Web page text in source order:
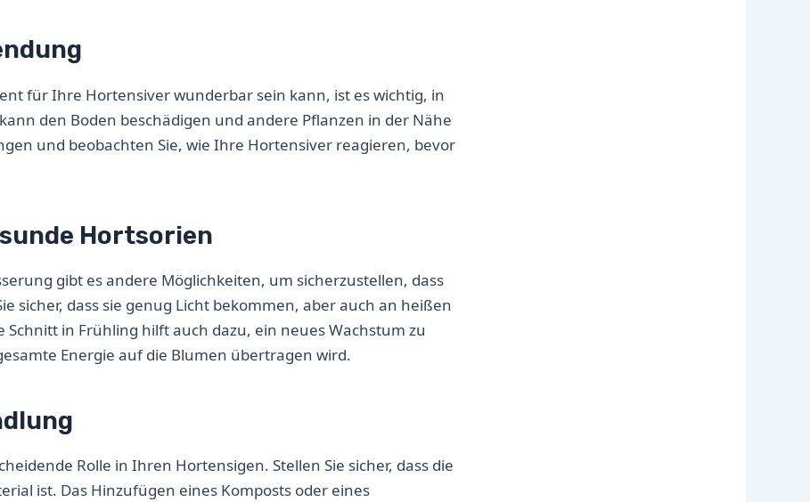
für Ihre Hortensiver wunderbar sein kann, ist es wichtig, in
den Boden beschädigen und andere Pflanzen in der Nähe
und beobachten Sie, wie Ihre Hortensiver reagieren, bevor
Hortsorien
gibt es andere Möglichkeiten, um sicherzustellen, dass
sicher, dass sie genug Licht bekommen, aber auch an heißen
in Frühling hilft auch dazu, ein neues Wachstum zu
Energie auf die Blumen übertragen wird.
Rolle in Ihren Hortensigen. Stellen Sie sicher, dass die
ist. Das Hinzufügen eines Komposts oder eines